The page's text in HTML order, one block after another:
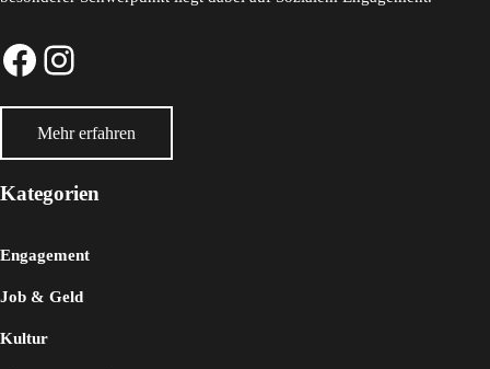
Facebook-Seite
Instagram-Profil
Mehr erfahren
Kategorien
Engagement
Job & Geld
Kultur